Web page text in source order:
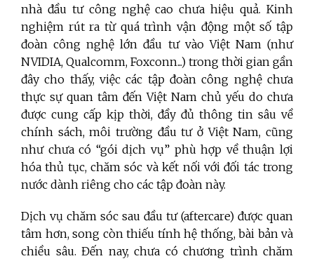
nhà đầu tư công nghệ cao chưa hiệu quả. Kinh
nghiệm rút ra từ quá trình vận động một số tập
đoàn công nghệ lớn đầu tư vào Việt Nam (như
NVIDIA, Qualcomm, Foxconn...) trong thời gian gần
đây cho thấy, việc các tập đoàn công nghệ chưa
thực sự quan tâm đến Việt Nam chủ yếu do chưa
được cung cấp kịp thời, đầy đủ thông tin sâu về
chính sách, môi trường đầu tư ở Việt Nam, cũng
như chưa có “gói dịch vụ” phù hợp về thuận lợi
hóa thủ tục, chăm sóc và kết nối với đối tác trong
nước dành riêng cho các tập đoàn này.
Dịch vụ chăm sóc sau đầu tư (aftercare) được quan
tâm hơn, song còn thiếu tính hệ thống, bài bản và
chiều sâu. Đến nay, chưa có chương trình chăm